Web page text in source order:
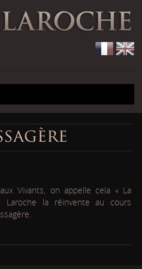
Vivants, on appelle cela « La
Laroche la réinvente au cours